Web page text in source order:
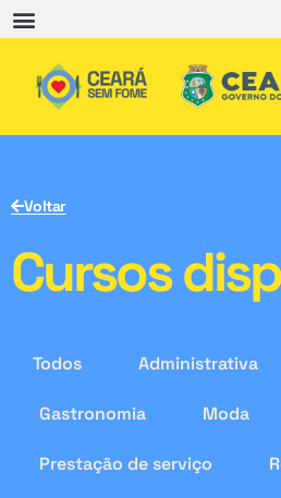
Voltar
Cursos
Todos Administrativa
Gastronomia Moda
Prestação de serviço